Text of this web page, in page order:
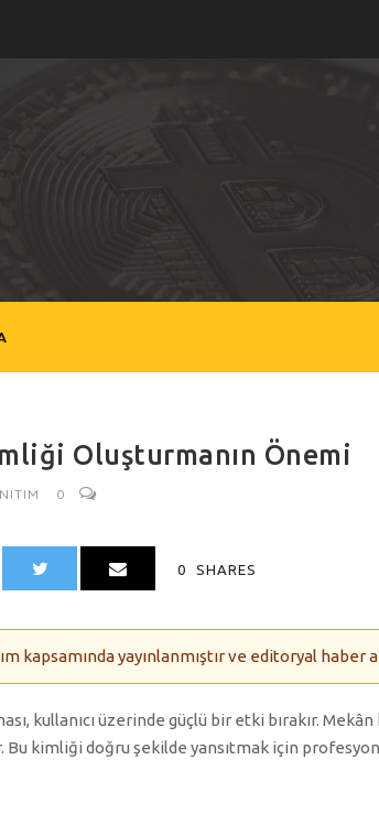
Oluşturmanın Önemi
0
0 SHARES
kapsamında yayınlanmıştır ve editoryal haber
kullanıcı üzerinde güçlü bir etki bırakır.
kimliği doğru şekilde yansıtmak için